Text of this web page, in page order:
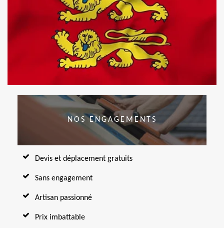
NOS ENGAGEMENTS
Devis et déplacement gratuits
Sans engagement
Artisan passionné
Prix imbattable